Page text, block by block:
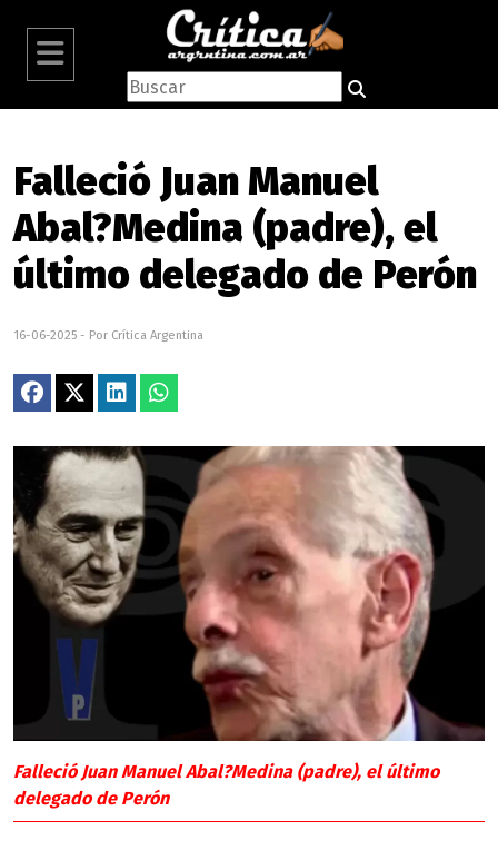
Falleció Juan Manuel
Abal?Medina (padre), el
último delegado de Perón
16-06-2025 - Por Crítica Argentina
Falleció Juan Manuel Abal?Medina (padre), el último
delegado de Perón